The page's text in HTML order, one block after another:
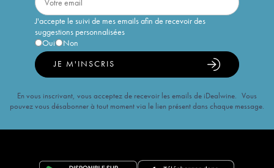
J'accepte le suivi de mes emails afin de recevoir des
suggestions personnalisées
Oui
Non
JE M'INSCRIS
En vous inscrivant, vous acceptez de recevoir les emails de iDealwine. Vous
pouvez vous désabonner à tout moment via le lien présent dans chaque message.